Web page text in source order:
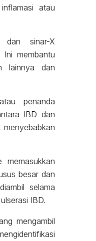
atau
dan sinar-X
membantu
lainnya dan
penanda
IBD dan
besar dan
selama
IBD.
mengambil